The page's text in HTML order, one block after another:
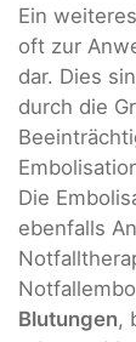
Ein
oft zur
dar. Dies
durch die
Die
ebenfalls
Blutungen,